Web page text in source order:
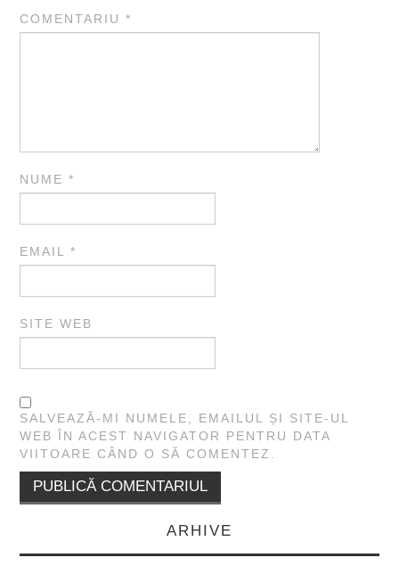
COMENTARIU*
NUME*
EMAIL*
SITE WEB
SALVEAZĂ-MI NUMELE, EMAILUL ȘI SITE-UL
WEB ÎN ACEST NAVIGATOR PENTRU DATA
VIITOARE CÂND O SĂ COMENTEZ.
ARHIVE